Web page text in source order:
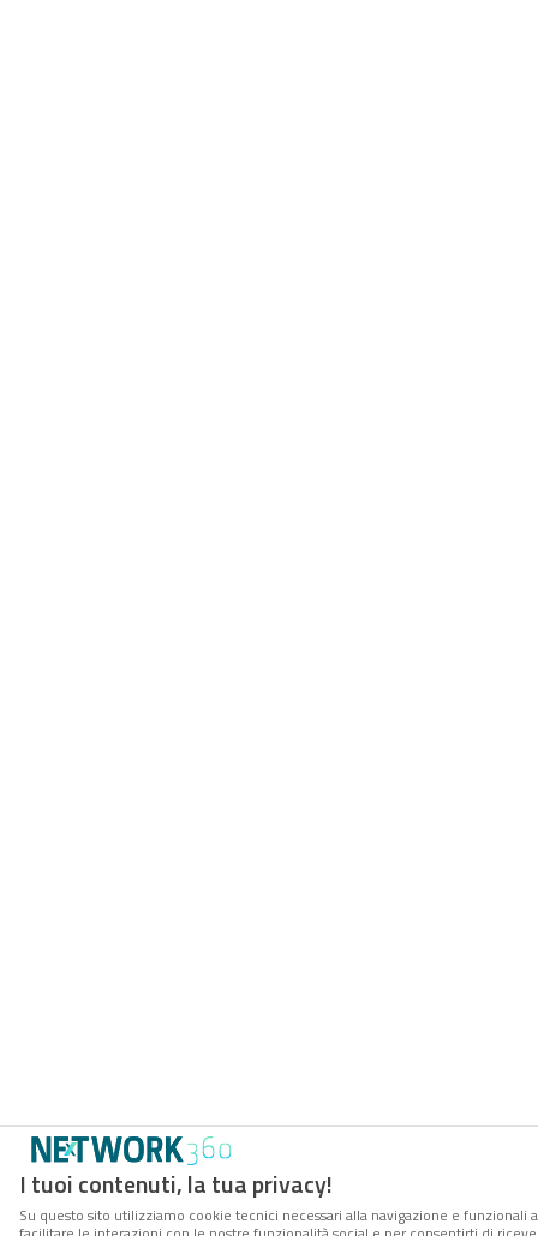
I tuoi contenuti, la tua privacy!
Su questo sito utilizziamo cookie tecnici necessari alla navigazione e